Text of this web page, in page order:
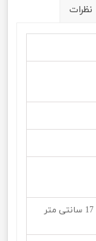
نظرات
21 سانتی متر ارتفاع و 17 سانتی متر